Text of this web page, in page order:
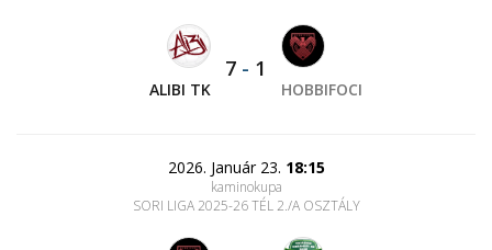
ALIBI TK
7 - 1
HOBBIFOCI
2026. Január 23. 18:15
kaminokupa
SORI LIGA 2025-26 TÉL 2./A OSZTÁLY